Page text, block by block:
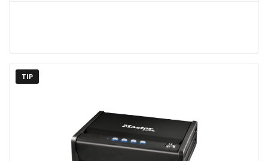
TIP